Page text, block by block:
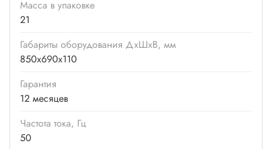
Масса в упаковке
21
Габариты оборудования ДхШхВ, мм
850х690х110
Гарантия
12 месяцев
Частота тока, Гц
50